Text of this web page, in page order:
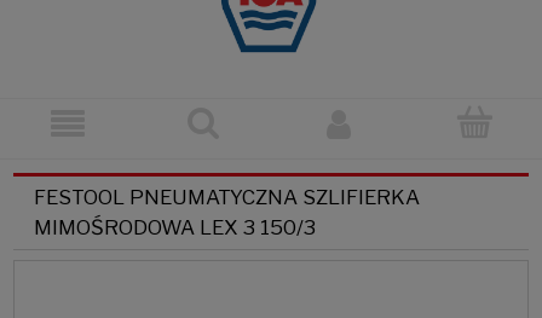
FESTOOL PNEUMATYCZNA SZLIFIERKA
MIMOŚRODOWA LEX 3 150/3